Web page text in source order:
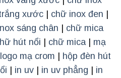
xước | chữ inox đen |
sáng chân | chữ mica
hút nổi | chữ mica | mạ
logo mạ crom | hộp đèn hút
| in uv | in uv phẳng | in